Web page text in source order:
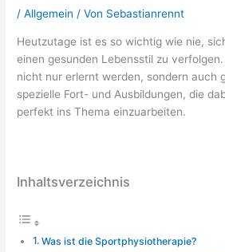
/Allgemein / Von Sebastianrennt
Heutzutage ist es so wichtig wie nie,
einen gesunden Lebensstil zu
nicht nur erlernt werden, sondern auch
spezielle Fort- und Ausbildungen, die
perfekt ins Thema einzuarbeiten.
Inhaltsverzeichnis
Was ist die Sportphysiotherapie?